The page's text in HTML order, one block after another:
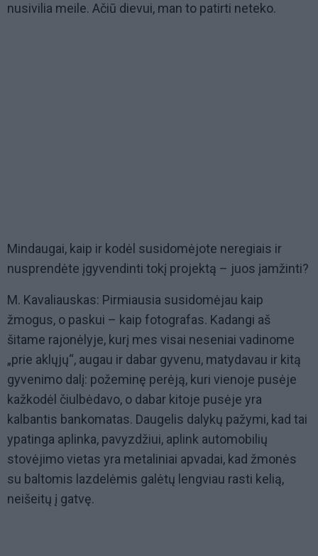
nusivilia meile. Ačiū dievui, man to patirti neteko.
Mindaugai, kaip ir kodėl susidomėjote neregiais ir
nusprendėte įgyvendinti tokį projektą – juos įamžinti?
M. Kavaliauskas: Pirmiausia susidomėjau kaip
žmogus, o paskui – kaip fotografas. Kadangi aš
šitame rajonėlyje, kurį mes visai neseniai vadinome
„prie aklųjų“, augau ir dabar gyvenu, matydavau ir kitą
gyvenimo dalį: požeminę perėją, kuri vienoje pusėje
kažkodėl čiulbėdavo, o dabar kitoje pusėje yra
kalbantis bankomatas. Daugelis dalykų pažymi, kad tai
ypatinga aplinka, pavyzdžiui, aplink automobilių
stovėjimo vietas yra metaliniai apvadai, kad žmonės
su baltomis lazdelėmis galėtų lengviau rasti kelią,
neišeitų į gatvę.